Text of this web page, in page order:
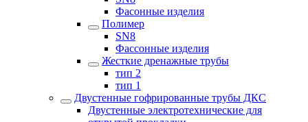
Фасонные изделия
Полимер
SN8
Фассонные изделия
Жесткие дренажные трубы
тип 2
тип 1
Двустенные гофрированные трубы ДКС
Двустенные электротехнические для